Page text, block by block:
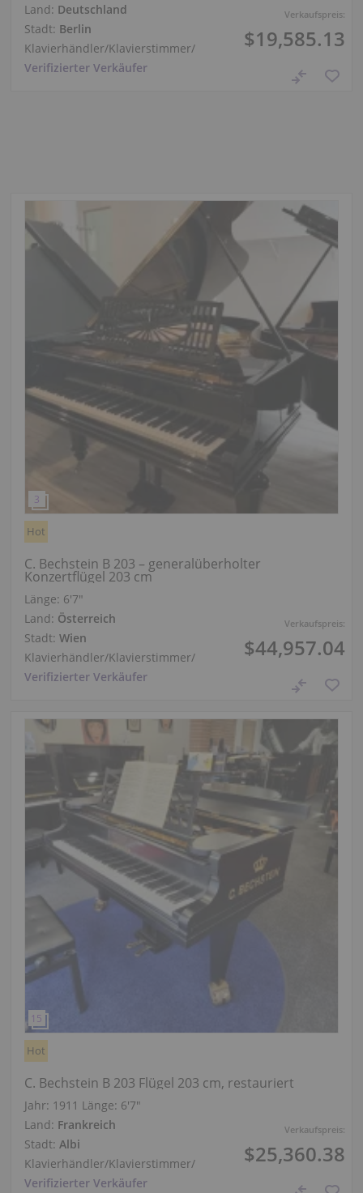
Verkaufspreis:
$19,585.13
Land: Deutschland
Stadt: Berlin
Klavierhändler/Klavierstimmer/
Verifizierter Verkäufer
Verkaufspreis:
$44,957.04
Hot
C. Bechstein B 203 – generalüberholter
Konzertflügel 203 cm
Länge: 6′7″
Land: Österreich
Stadt: Wien
Klavierhändler/Klavierstimmer/
Verifizierter Verkäufer
Verkaufspreis:
$25,360.38
Hot
C. Bechstein B 203 Flügel 203 cm, restauriert
Jahr: 1911 Länge: 6′7″
Land: Frankreich
Stadt: Albi
Klavierhändler/Klavierstimmer/
Verifizierter Verkäufer